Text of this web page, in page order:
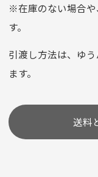
選びいただけな
※在庫のない場合や
す。
引渡し方法は、ゆ
ます。
送料